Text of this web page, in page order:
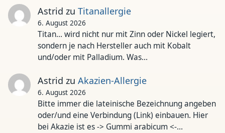
Astrid zu Titanallergie
6. August 2026
Titan... wird nicht nur mit Zinn oder Nickel legiert,
sondern je nach Hersteller auch mit Kobalt
und/oder mit Palladium. Was…
Astrid zu Akazien-Allergie
6. August 2026
Bitte immer die lateinische Bezeichnung angeben
oder/und eine Verbindung (Link) einbauen. Hier
bei Akazie ist es -> Gummi arabicum <-…